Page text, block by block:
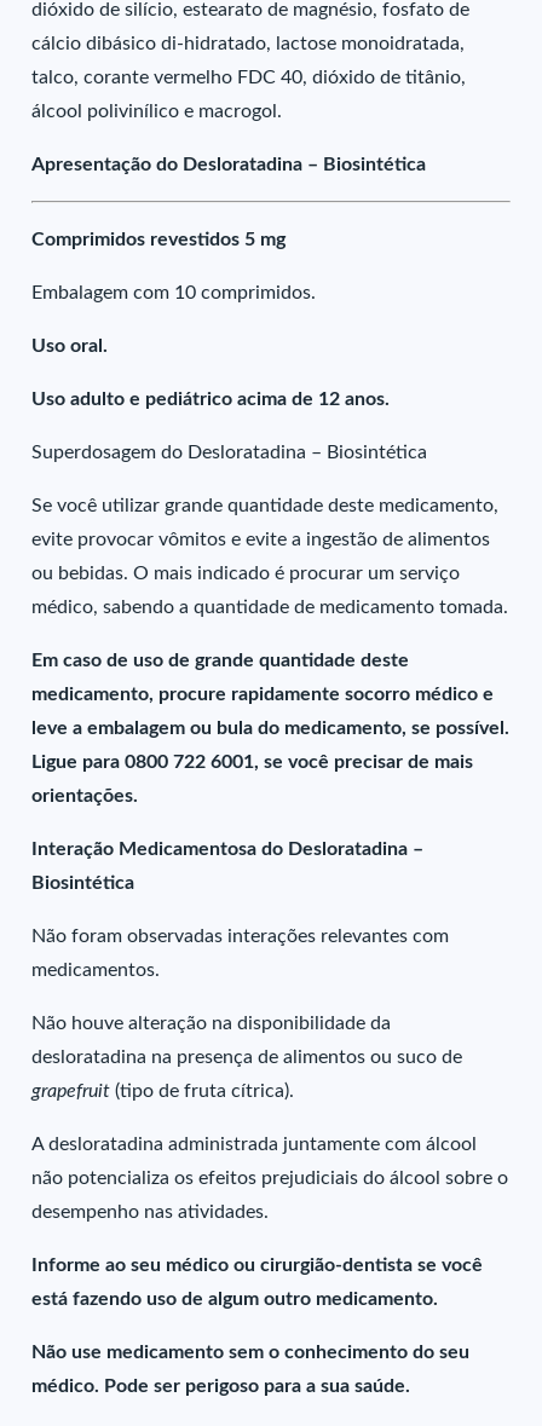
dióxido de silício, estearato de magnésio, fosfato de
cálcio dibásico di-hidratado, lactose monoidratada,
talco, corante vermelho FDC 40, dióxido de titânio,
álcool polivinílico e macrogol.
Apresentação do Desloratadina – Biosintética
Comprimidos revestidos 5 mg
Embalagem com 10 comprimidos.
Uso oral.
Uso adulto e pediátrico acima de 12 anos.
Superdosagem do Desloratadina – Biosintética
Se você utilizar grande quantidade deste medicamento,
evite provocar vômitos e evite a ingestão de alimentos
ou bebidas. O mais indicado é procurar um serviço
médico, sabendo a quantidade de medicamento tomada.
Em caso de uso de grande quantidade deste
medicamento, procure rapidamente socorro médico e
leve a embalagem ou bula do medicamento, se possível.
Ligue para 0800 722 6001, se você precisar de mais
orientações.
Interação Medicamentosa do Desloratadina –
Biosintética
Não foram observadas interações relevantes com
medicamentos.
Não houve alteração na disponibilidade da
desloratadina na presença de alimentos ou suco de
grapefruit (tipo de fruta cítrica).
A desloratadina administrada juntamente com álcool
não potencializa os efeitos prejudiciais do álcool sobre o
desempenho nas atividades.
Informe ao seu médico ou cirurgião-dentista se você
está fazendo uso de algum outro medicamento.
Não use medicamento sem o conhecimento do seu
médico. Pode ser perigoso para a sua saúde.